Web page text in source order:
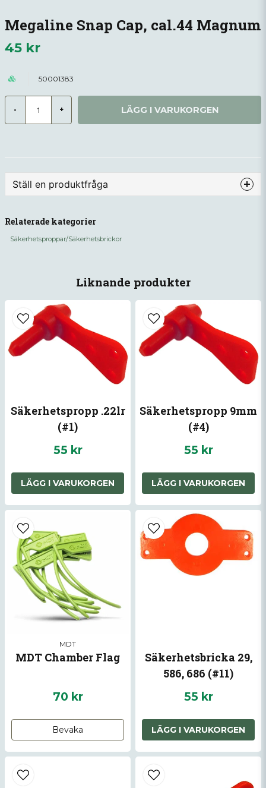
Megaline Snap Cap, cal.44 Magnum
45 kr
50001383
- + LÄGG I VARUKORGEN
Liknande produkter
Säkerhetspropp .22lr
(#1)
55 kr
LÄGG I VARUKORGEN
Säkerhetspropp 9mm
(#4)
55 kr
LÄGG I VARUKORGEN
MDT
MDT Chamber Flag
70 kr
Bevaka
Säkerhetsbricka 29,
586, 686 (#11)
55 kr
LÄGG I VARUKORGEN
Ställ en produktfråga
Fråga oss något om denna produkten...
email
Mejladress
Ja, ni får publicera min fråga
Skicka fråga
Relaterade kategorier
Säkerhetsproppar/Säkerhetsbrickor